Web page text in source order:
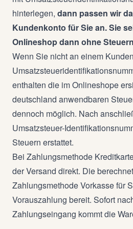
hinterlegen, dann passen wir
Kundenkonto für Sie an. Sie
Onlineshop dann ohne
Wenn Sie nicht an einem
enthalten die im Onlineshope
deutschland anwendbaren
dennoch möglich. Nach
Umsatzsteuer-
Steuern erstattet.
Bei Zahlungsmethode
der Versand direkt. Die
Zahlungsmethode Vorkasse für
Vorauszahlung bereit. Sofort
Zahlungseingang kommt die